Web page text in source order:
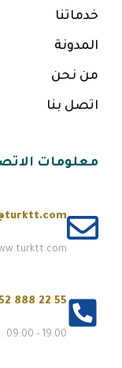
خدماتنا
المدونة
من نحن
اتصل بنا
معلومات
888 22 55
09:00 - 19:00